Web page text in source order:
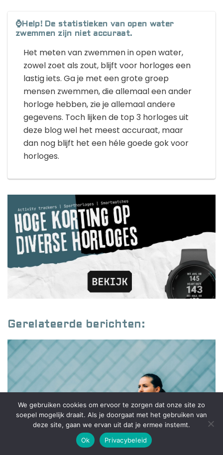
⌚Help! De statistieken van open water
zwemmen zijn niet accuraat.
Het meten van zwemmen in open water,
zowel zoet als zout, blijft voor horloges een
lastig iets. Ga je met een grote groep
mensen zwemmen, die allemaal een ander
horloge hebben, zie je allemaal andere
gegevens. Toch lijken de top 3 horloges uit
deze blog wel het meest accuraat, maar
dan nog blijft het een héle goede gok voor
horloges.
Gerelateerde berichten:
We gebruiken cookies om ervoor te zorgen dat onze site zo
soepel mogelijk draait. Als je doorgaat met het gebruiken van
deze site, gaan we ervan uit dat je ermee instemt.
Ok
Privacybeleid